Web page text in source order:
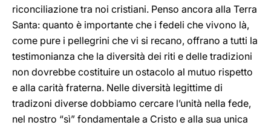
riconciliazione tra noi cristiani. Penso ancora alla Terra
Santa: quanto è importante che i fedeli che vivono là,
come pure i pellegrini che vi si recano, offrano a tutti la
testimonianza che la diversità dei riti e delle tradizioni
non dovrebbe costituire un ostacolo al mutuo rispetto
e alla carità fraterna. Nelle diversità legittime di
tradizoni diverse dobbiamo cercare l’unità nella fede,
nel nostro “sì” fondamentale a Cristo e alla sua unica